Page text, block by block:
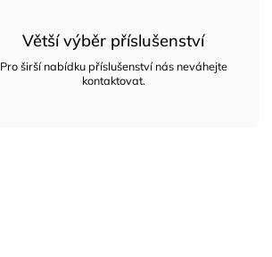
Větší výběr příslušenství
Pro širší nabídku příslušenství nás neváhejte
kontaktovat.